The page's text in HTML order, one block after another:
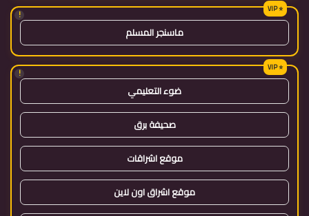
!
ماسنجر المسلم
!
ضوء التعليمي
صحيفة برق
موقع اشراقات
موقع اشراق اون لاين